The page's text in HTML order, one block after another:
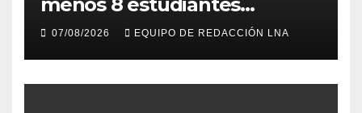
muertos y 30 heridos
07/08/2026 EQUIPO DE REDACCIÓN LNA